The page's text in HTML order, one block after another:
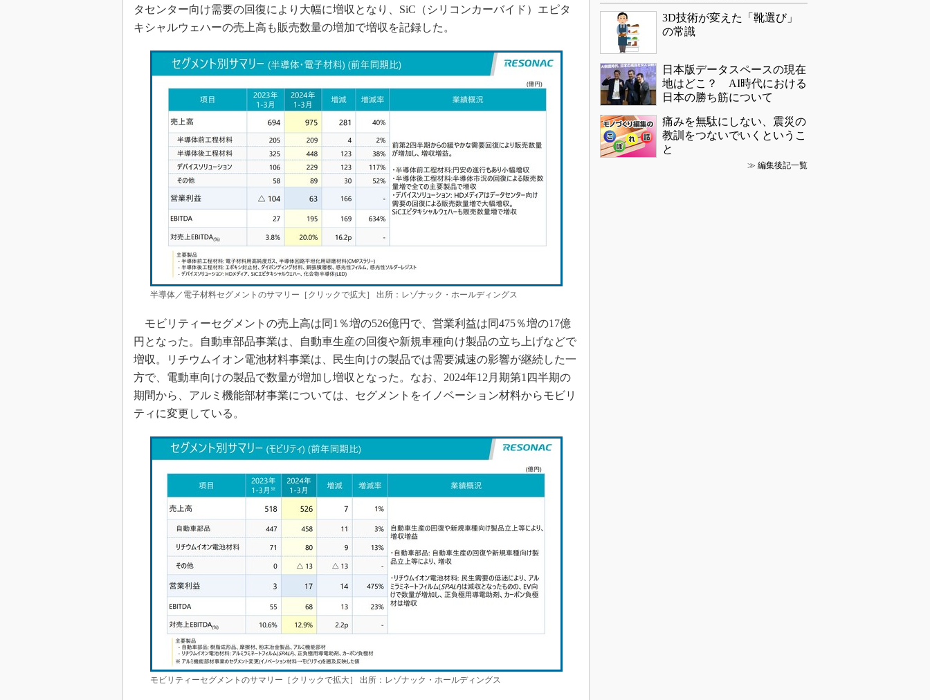
タセンター向け需要の回復により大幅に増収となり、SiC（シリコンカーバイド）エピタ
キシャルウェハーの売上高も販売数量の増加で増収を記録した。
半導体／電子材料セグメントのサマリー［クリックで拡大］ 出所：レゾナック・ホールディングス
モビリティーセグメントの売上高は同1％増の526億円で、営業利益は同475％増の17億
円となった。自動車部品事業は、自動車生産の回復や新規車種向け製品の立ち上げなどで
増収。リチウムイオン電池材料事業は、民生向けの製品では需要減速の影響が継続した一
方で、電動車向けの製品で数量が増加し増収となった。なお、2024年12月期第1四半期の
期間から、アルミ機能部材事業については、セグメントをイノベーション材料からモビリ
ティに変更している。
モビリティーセグメントのサマリー［クリックで拡大］ 出所：レゾナック・ホールディングス
3D技術が変えた「靴選び」
の常識
日本版データスペースの現在
地はどこ？ AI時代における
日本の勝ち筋について
痛みを無駄にしない、震災の
教訓をつないでいくというこ
と
≫ 編集後記一覧